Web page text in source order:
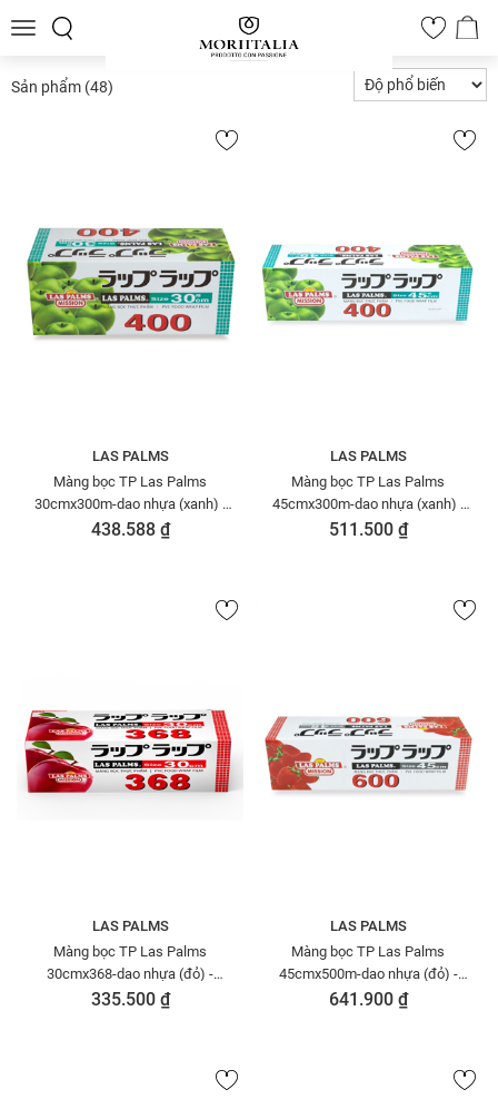
Toggle
0
Sản phẩm (48)
LAS PALMS
Màng bọc TP Las Palms
30cmx300m-dao nhựa (xanh) -
MBTP50006095
438.588 ₫
LAS PALMS
Màng bọc TP Las Palms
45cmx300m-dao nhựa (xanh) -
MBTP50006101
511.500 ₫
LAS PALMS
Màng bọc TP Las Palms
30cmx368-dao nhựa (đỏ) -
MBTP00006026
335.500 ₫
LAS PALMS
Màng bọc TP Las Palms
45cmx500m-dao nhựa (đỏ) -
MBTP50006149
641.900 ₫